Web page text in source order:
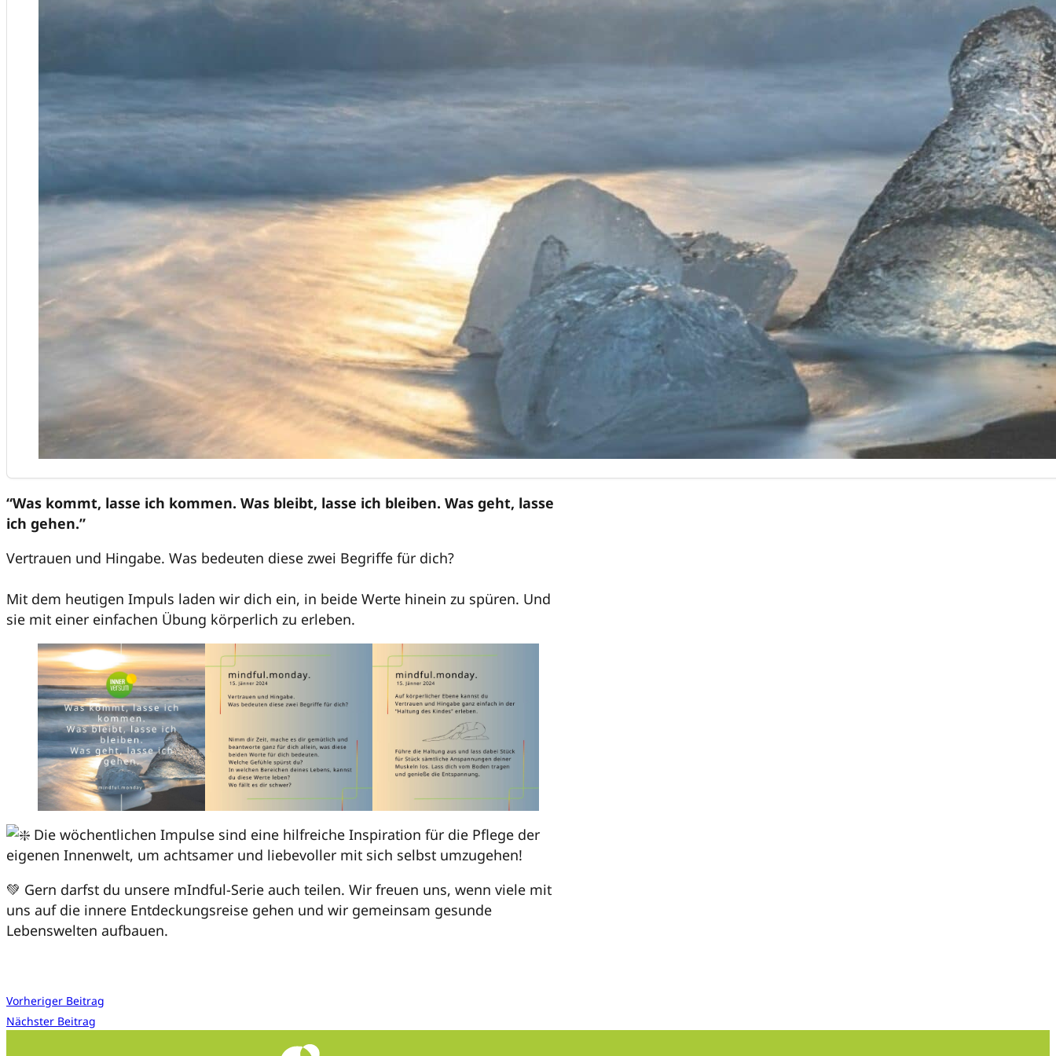
“Was kommt, lasse ich kommen. Was bleibt, lasse ich bleiben. Was geht, lasse
ich gehen.”
Vertrauen und Hingabe. Was bedeuten diese zwei Begriffe für dich?
Mit dem heutigen Impuls laden wir dich ein, in beide Werte hinein zu spüren. Und
sie mit einer einfachen Übung körperlich zu erleben.
Die wöchentlichen Impulse sind eine hilfreiche Inspiration für die Pflege der
eigenen Innenwelt, um achtsamer und liebevoller mit sich selbst umzugehen!
💚 Gern darfst du unsere mIndful-Serie auch teilen. Wir freuen uns, wenn viele mit
uns auf die innere Entdeckungsreise gehen und wir gemeinsam gesunde
Lebenswelten aufbauen.
Vorheriger Beitrag
Nächster Beitrag